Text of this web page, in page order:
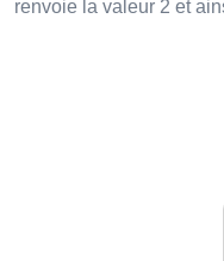
renvoie la valeur 2 et